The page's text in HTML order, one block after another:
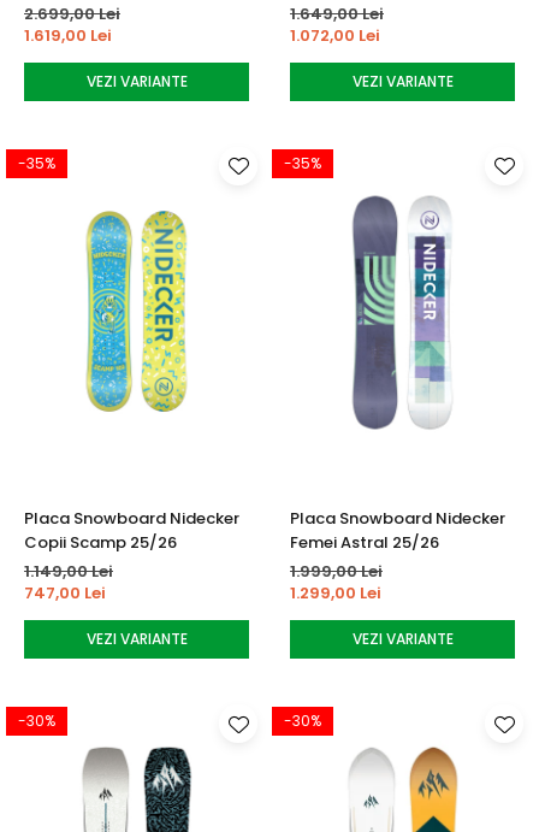
2.699,00 Lei
1.619,00 Lei
VEZI VARIANTE
1.649,00 Lei
1.072,00 Lei
VEZI VARIANTE
-35%
Placa Snowboard Nidecker
Copii Scamp 25/26
1.149,00 Lei
747,00 Lei
VEZI VARIANTE
-35%
Placa Snowboard Nidecker
Femei Astral 25/26
1.999,00 Lei
1.299,00 Lei
VEZI VARIANTE
-30% -30%